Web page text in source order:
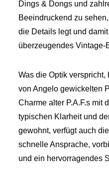
Dings & Dongs und
Beeindruckend zu
die Details legt und
überzeugendes Vintage-
Was die Optik
von Angelo gewickelten
Charme alter P.A.F.s mit
typischen Klarheit und
gewohnt, verfügt auch
schnelle Ansprache,
und ein hervorragendes